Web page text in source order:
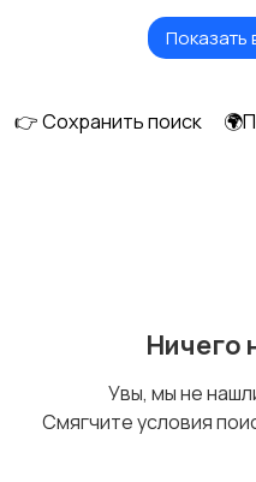
Видеонаблюдение
стабилизаторы
Показать
👉 Сохранить поиск
Ничего
Увы, мы не
Смягчите условия